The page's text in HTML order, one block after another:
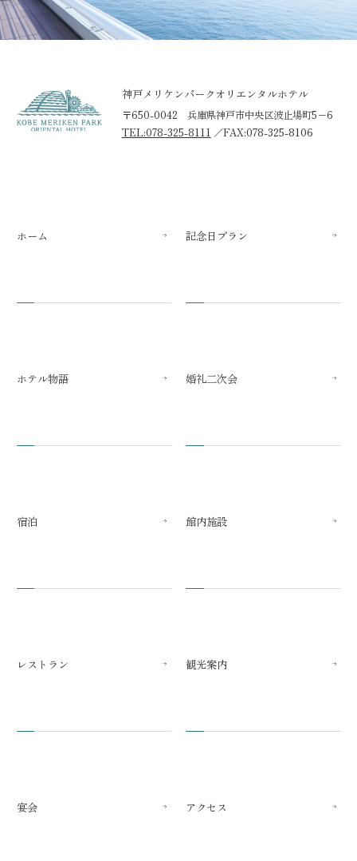
神戸メリケンパークオリエンタルホテル
〒650-0042 兵庫県神戸市中央区波止場町5−6
TEL:078-325-8111 ／FAX:078-325-8106
ホーム
ホテル物語
宿泊
レストラン
宴会
記念日プラン
婚礼二次会
館内施設
観光案内
アクセス